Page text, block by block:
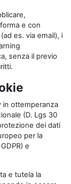
e con
es. via email), i
senza il previo
in ottemperanza
(D. Lgs 30
dei dati
per la
e
e tutela la